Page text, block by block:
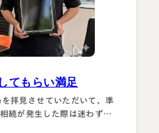
てもらい満足
拝見させていただいて、準
続が発生した際は迷わず相